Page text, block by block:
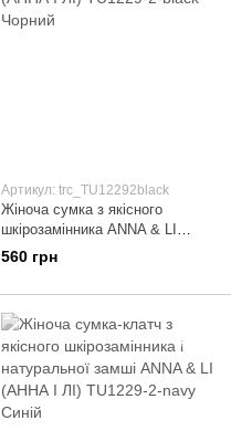
Артикул: trc_TU12292black
Жіноча сумка з якісного
шкірозамінника ANNA & LI
(АННА І ЛІ) TU1229-2-black
Чорний
560 грн